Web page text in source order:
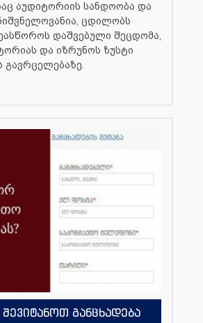
აუდიტორიის სანდოობა და
ცდილობს
დაშვებული შეცდომა,
და იზრუნოს ზუსტი
გავრცელებაზე.
განცხადება